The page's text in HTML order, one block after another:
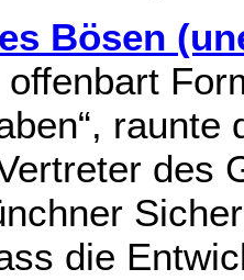
Bösen
offenbart
raunte
des
die